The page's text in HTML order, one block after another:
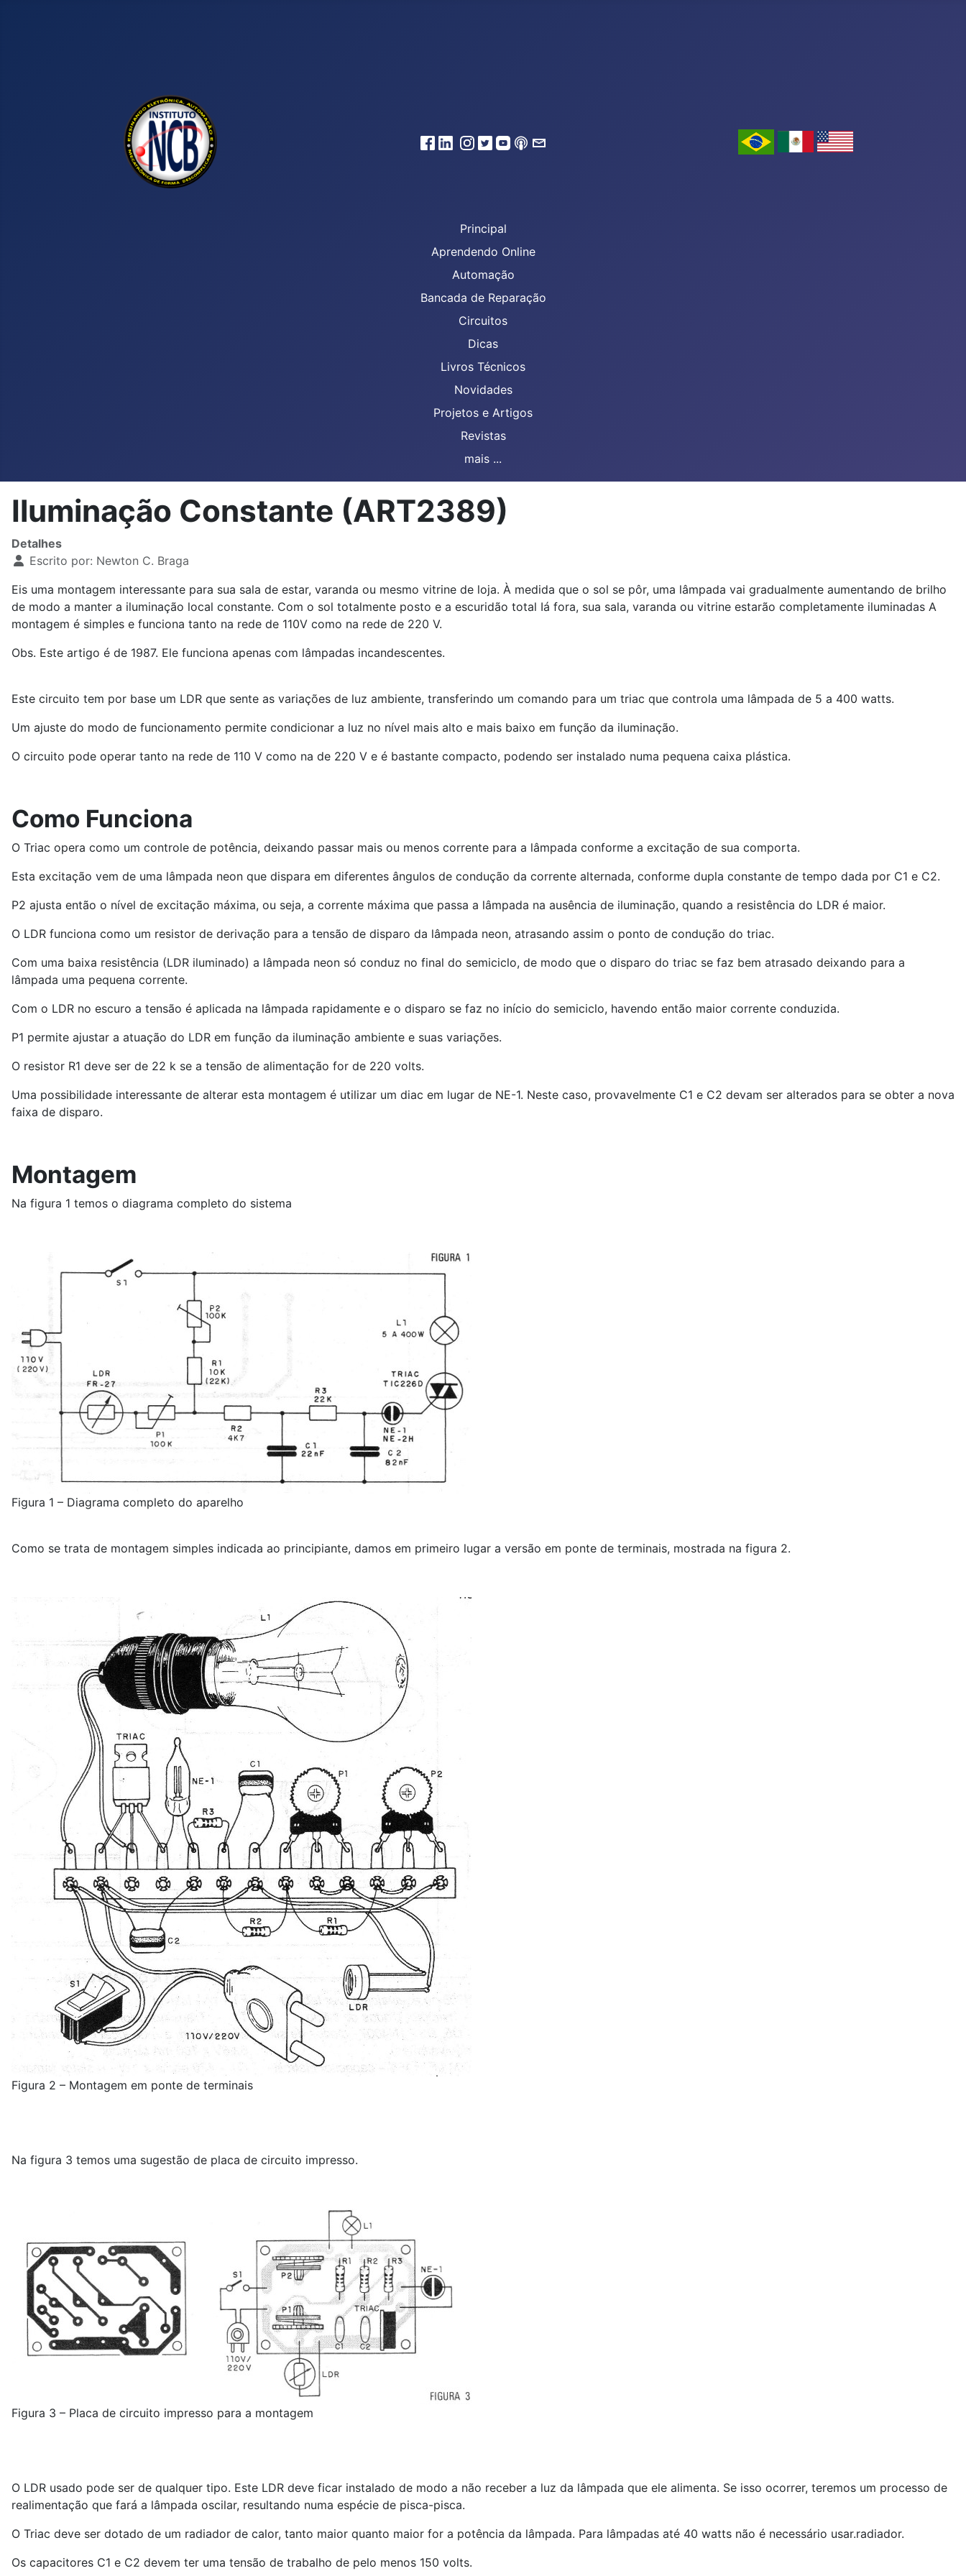
Principal
Aprendendo Online
Automação
Bancada de Reparação
Circuitos
Dicas
Livros Técnicos
Novidades
Projetos e Artigos
Revistas
mais ...
Iluminação Constante (ART2389)
Detalhes
Escrito por: Newton C. Braga
Eis uma montagem interessante para sua sala de estar, varanda ou mesmo vitrine de loja. À medida que o sol se pôr, uma lâmpada vai gradualmente aumentando de brilho
de modo a manter a iluminação local constante. Com o sol totalmente posto e a escuridão total Iá fora, sua sala, varanda ou vitrine estarão completamente iluminadas A
montagem é simples e funciona tanto na rede de 110V como na rede de 220 V.
Obs. Este artigo é de 1987. Ele funciona apenas com lâmpadas incandescentes.
Este circuito tem por base um LDR que sente as variações de luz ambiente, transferindo um comando para um triac que controla uma lâmpada de 5 a 400 watts.
Um ajuste do modo de funcionamento permite condicionar a luz no nível mais alto e mais baixo em função da iluminação.
O circuito pode operar tanto na rede de 110 V como na de 220 V e é bastante compacto, podendo ser instalado numa pequena caixa plástica.
Como Funciona
O Triac opera como um controle de potência, deixando passar mais ou menos corrente para a lâmpada conforme a excitação de sua comporta.
Esta excitação vem de uma lâmpada neon que dispara em diferentes ângulos de condução da corrente alternada, conforme dupla constante de tempo dada por C1 e C2.
P2 ajusta então o nível de excitação máxima, ou seja, a corrente máxima que passa a lâmpada na ausência de iluminação, quando a resistência do LDR é maior.
O LDR funciona como um resistor de derivação para a tensão de disparo da lâmpada neon, atrasando assim o ponto de condução do triac.
Com uma baixa resistência (LDR iluminado) a lâmpada neon só conduz no final do semiciclo, de modo que o disparo do triac se faz bem atrasado deixando para a
lâmpada uma pequena corrente.
Com o LDR no escuro a tensão é aplicada na lâmpada rapidamente e o disparo se faz no início do semiciclo, havendo então maior corrente conduzida.
P1 permite ajustar a atuação do LDR em função da iluminação ambiente e suas variações.
O resistor R1 deve ser de 22 k se a tensão de alimentação for de 220 volts.
Uma possibilidade interessante de alterar esta montagem é utilizar um diac em lugar de NE-1. Neste caso, provavelmente C1 e C2 devam ser alterados para se obter a nova
faixa de disparo.
Montagem
Na figura 1 temos o diagrama completo do sistema
Figura 1 – Diagrama completo do aparelho
Como se trata de montagem simples indicada ao principiante, damos em primeiro lugar a versão em ponte de terminais, mostrada na figura 2.
Figura 2 – Montagem em ponte de terminais
Na figura 3 temos uma sugestão de placa de circuito impresso.
Figura 3 – Placa de circuito impresso para a montagem
O LDR usado pode ser de qualquer tipo. Este LDR deve ficar instalado de modo a não receber a luz da lâmpada que ele alimenta. Se isso ocorrer, teremos um processo de
realimentação que fará a lâmpada oscilar, resultando numa espécie de pisca-pisca.
O Triac deve ser dotado de um radiador de calor, tanto maior quanto maior for a potência da lâmpada. Para lâmpadas até 40 watts não é necessário usar.radiador.
Os capacitores C1 e C2 devem ter uma tensão de trabalho de pelo menos 150 volts.